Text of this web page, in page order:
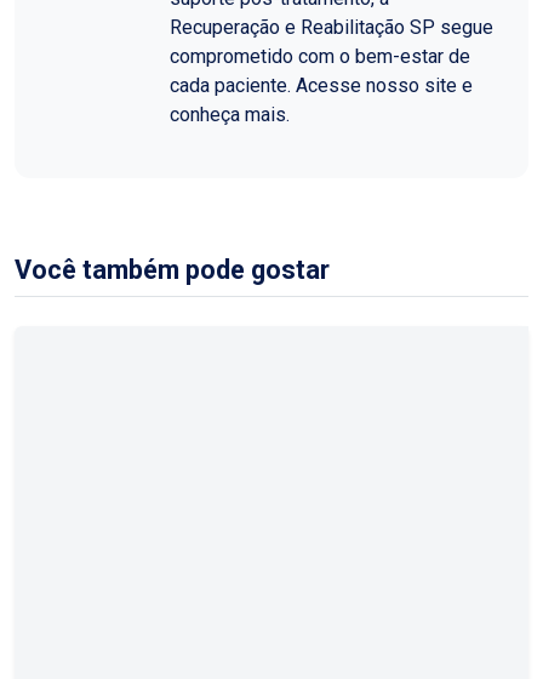
Recuperação e Reabilitação SP segue
comprometido com o bem-estar de
cada paciente. Acesse nosso site e
conheça mais.
Você também pode gostar